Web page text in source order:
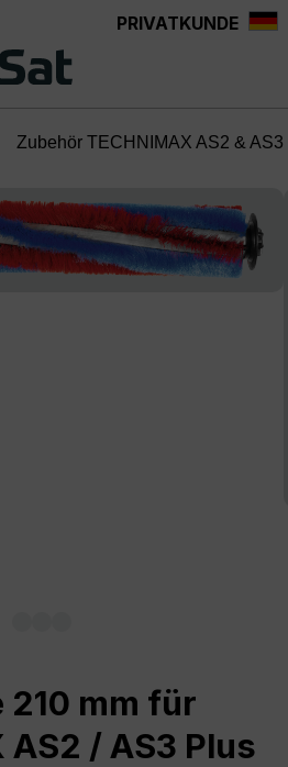
PRIVATKUNDE
Zubehör TECHNIMAX AS2 & AS3
mm für
AS2 / AS3 Plus